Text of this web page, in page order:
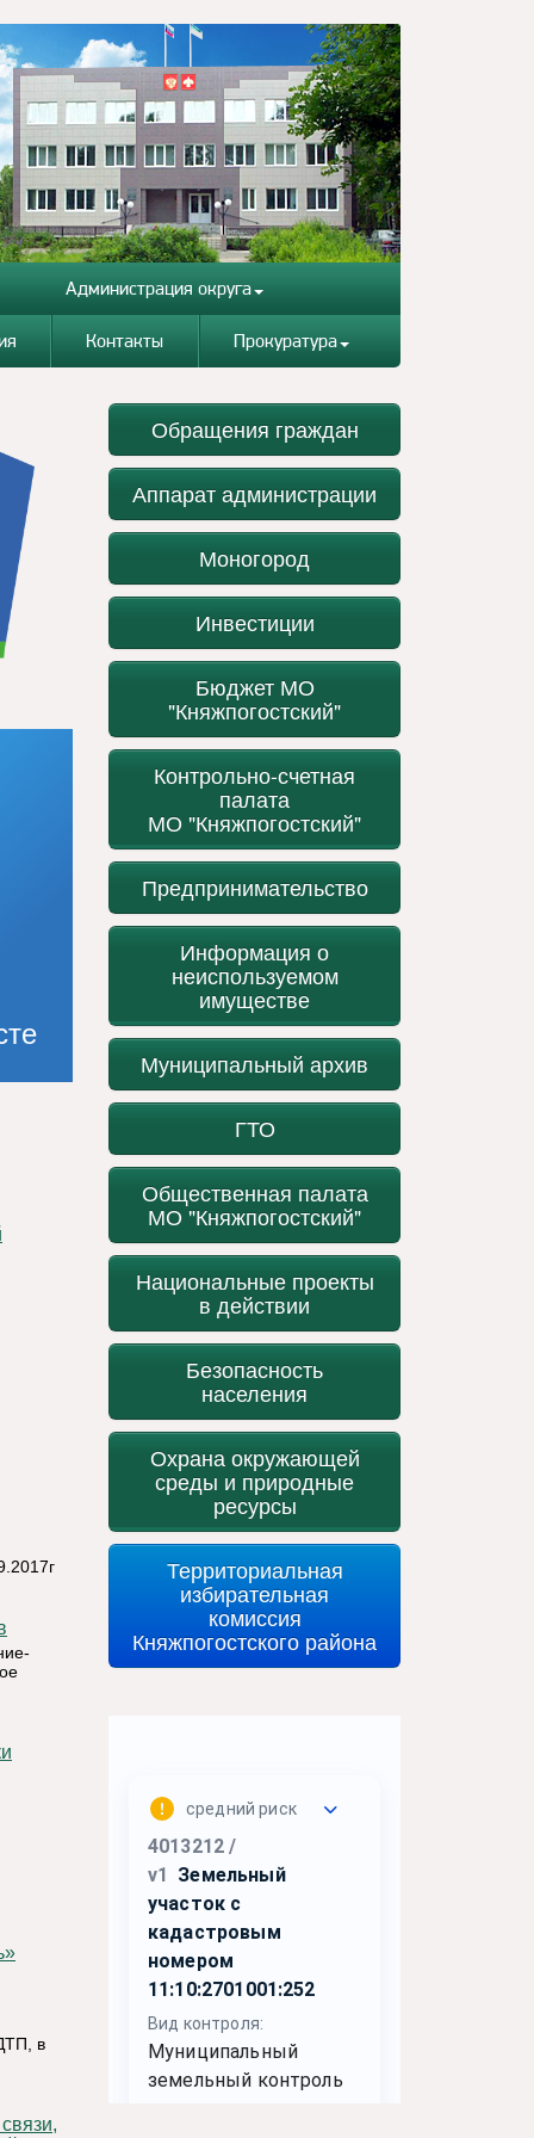
Администрация округа
Контакты Прокуратура
в
Обращения граждан
Аппарат администрации
Моногород
Инвестиции
Бюджет МО
"Княжпогостский"
Контрольно-счетная
палата
МО "Княжпогостский"
Предпринимательство
Информация о
неиспользуемом
имуществе
Муниципальный архив
ГТО
Общественная палата
МО "Княжпогостский"
Национальные проекты
в действии
Безопасность
населения
Охрана окружающей
среды и природные
ресурсы
Территориальная
избирательная
комиссия
Княжпогостского района